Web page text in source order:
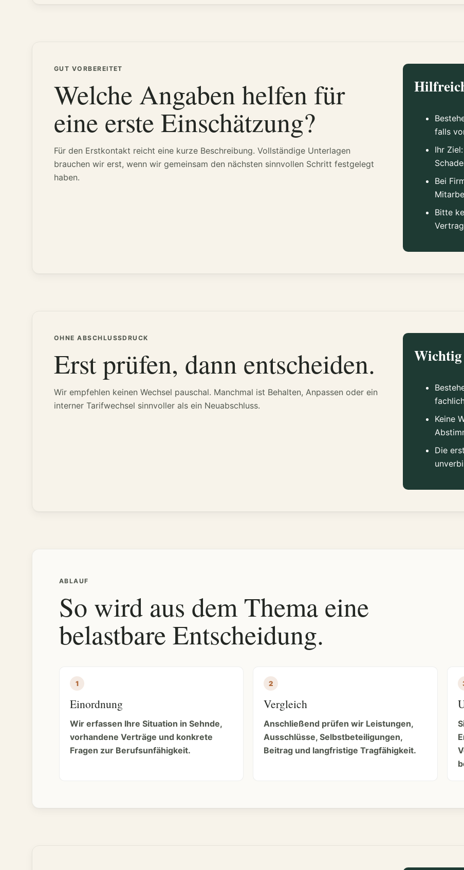
GUT VORBEREITET
Welche Angaben helfen für
eine erste Einschätzung?
Für den Erstkontakt reicht eine kurze Beschreibung. Vollständige Unterlagen
brauchen wir erst, wenn wir gemeinsam den nächsten sinnvollen Schritt festgelegt
haben.
falls
Ihr
Bei
Bitte
OHNE ABSCHLUSSDRUCK
Erst prüfen, dann entscheiden.
Wir empfehlen keinen Wechsel pauschal. Manchmal ist Behalten, Anpassen oder ein
interner Tarifwechsel sinnvoller als ein Neuabschluss.
Keine
Die
ABLAUF
So wird aus dem Thema eine
belastbare Entscheidung.
Einordnung
Wir erfassen Ihre Situation in Sehnde,
vorhandene Verträge und konkrete
Fragen zur Berufsunfähigkeit.
Vergleich
Anschließend prüfen wir Leistungen,
Ausschlüsse, Selbstbeteiligungen,
Beitrag und langfristige Tragfähigkeit.